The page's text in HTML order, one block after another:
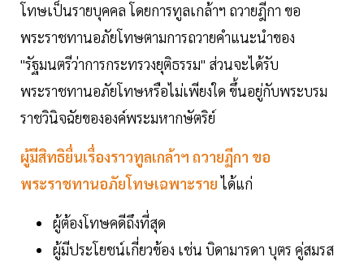
โทษเป็นรายบุคคล โดยการทูลเกล้าฯ ถวายฎีกา ขอ
พระราชทานอภัยโทษตามการถวายคำแนะนำของ
"รัฐมนตรีว่าการกระทรวงยุติธรรม" ส่วนจะได้รับ
พระราชทานอภัยโทษหรือไม่เพียงใด ขึ้นอยู่กับพระบรม
ราชวินิจฉัยขององค์พระมหากษัตริย์
ผู้มีสิทธิยื่นเรื่องราวทูลเกล้าฯ ถวายฏีกา ขอ
พระราชทานอภัยโทษเฉพาะรายได้แก่
ผู้ต้องโทษคดีถึงที่สุด
ผู้มีประโยชน์เกี่ยวข้อง เช่น บิดามารดา บุตร คู่สมรส